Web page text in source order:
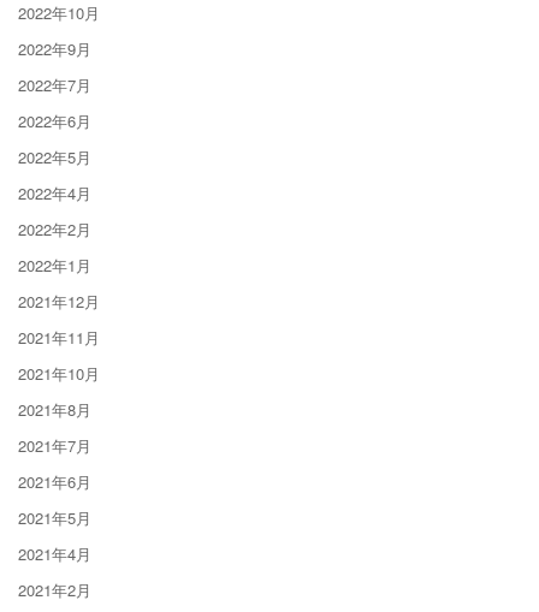
2022年10月
2022年9月
2022年7月
2022年6月
2022年5月
2022年4月
2022年2月
2022年1月
2021年12月
2021年11月
2021年10月
2021年8月
2021年7月
2021年6月
2021年5月
2021年4月
2021年2月